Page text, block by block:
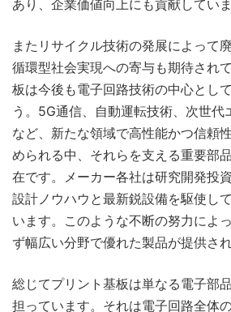
あり、企業価値向上にも貢献していま
またリサイクル技術の発展によって
循環型社会実現への寄与も期待され
板は今後も電子回路技術の中心とし
う。5G通信、自動運転技術、次世代
など、新たな領域で高性能かつ信頼
められる中、それらを支える重要部
在です。メーカー各社は研究開発投
設計ノウハウと最新鋭設備を駆使し
います。このような不断の努力によ
ず幅広い分野で優れた製品が提供さ
総じてプリント基板は単なる電子部
担っています。それは電子回路全体